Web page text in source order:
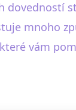
dovedností
mnoho
vám